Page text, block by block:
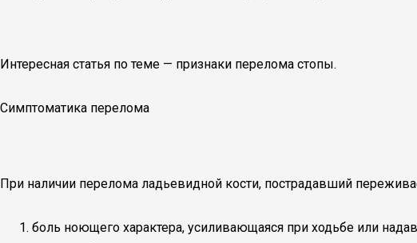
Интересная статья по теме — признаки перелома стопы.
Симптоматика перелома
При наличии перелома ладьевидной кости, пострадавший
боль ноющего характера, усиливающаяся при ходьбе или